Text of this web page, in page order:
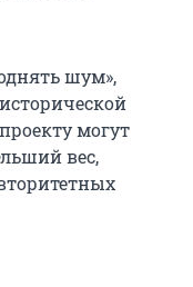
шум»,
могут
льший вес,